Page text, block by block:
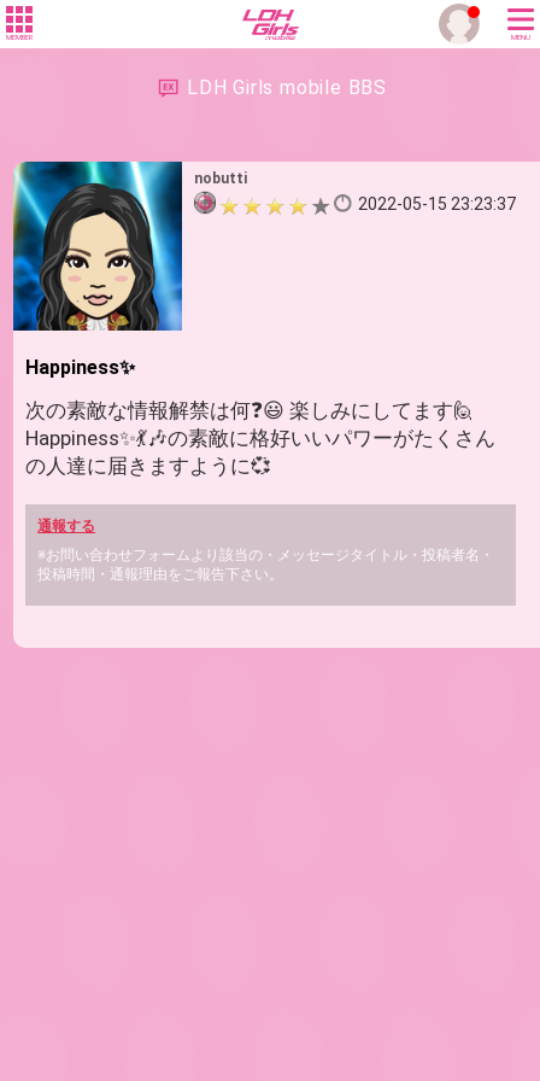
MEMBER MENU
LDH Girls mobile BBS
nobutti
2022-05-15 23:23:37
Happiness✨
次の素敵な情報解禁は何❓️😃 楽しみにしてます🙋
Happiness✨💃🎶の素敵に格好いいパワーがたくさん
の人達に届きますように💞
通報する
※お問い合わせフォームより該当の・メッセージタイトル・投稿者名・
投稿時間・通報理由をご報告下さい。